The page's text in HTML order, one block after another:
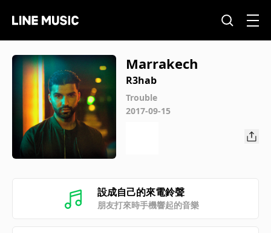
Marrakech
R3hab
Trouble
2017-09-15
設成自己的來電鈴聲
朋友打來時手機響起的音樂